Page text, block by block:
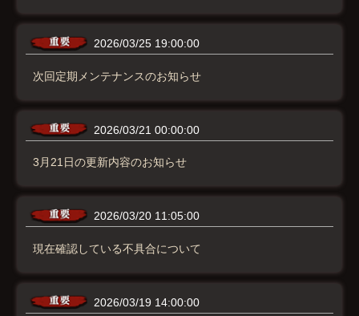
2026/03/25 19:00:00
次回定期メンテナンスのお知らせ
2026/03/21 00:00:00
3月21日の更新内容のお知らせ
2026/03/20 11:05:00
現在確認している不具合について
2026/03/19 14:00:00